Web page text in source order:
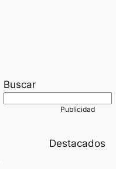
Buscar
Destacados